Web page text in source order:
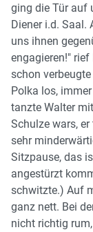
ging die Tür auf
Diener i.d. Saal.
uns ihnen
engagieren!" rief
schon
Polka los,
tanzte Walter
Schulze wars,
sehr
Sitzpause, das
angestürzt
schwitzte.) Auf
ganz nett. Bei
nicht richtig